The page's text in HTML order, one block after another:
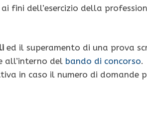
fini dell’esercizio della
ed il superamento di una prova
all’interno del bando di concorso.
in caso il numero di domande